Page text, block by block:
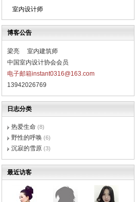
室内设计师
博客公告
梁亮 室内建筑师
中国室内设计协会会员
电子邮箱instant0316@163.com
13942026769
日志分类
热爱生命 (8)
野性的呼唤 (6)
沉寂的雪原 (3)
最近访客